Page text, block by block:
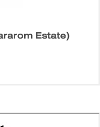
Estate)